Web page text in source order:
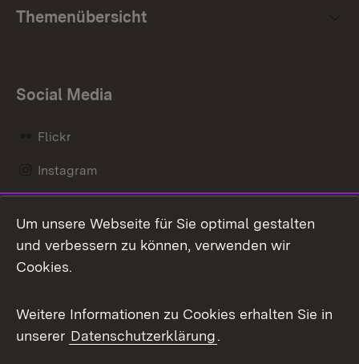
Themenübersicht
Social Media
Flickr
Instagram
Mastodon
Messenger
Social Wall
X / Twitter
Um unsere Webseite für Sie optimal gestalten
und verbessern zu können, verwenden wir
Cookies.
Weitere Informationen zu Cookies erhalten Sie in
unserer Datenschutzerklärung.